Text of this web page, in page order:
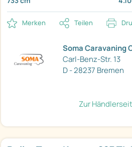
Merken Teilen
Soma Caravaning
Carl-Benz-Str. 13
D - 28237 Bremen
Zur